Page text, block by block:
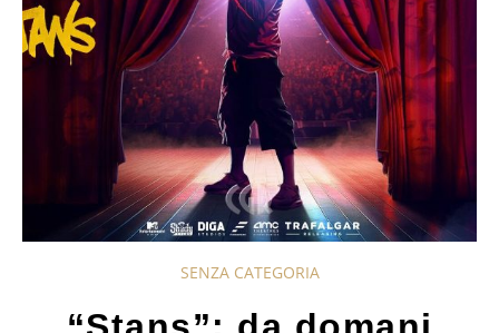
SENZA CATEGORIA